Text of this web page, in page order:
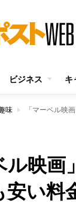
ビジネス キ
味 「マーベル映
ル映
安い料